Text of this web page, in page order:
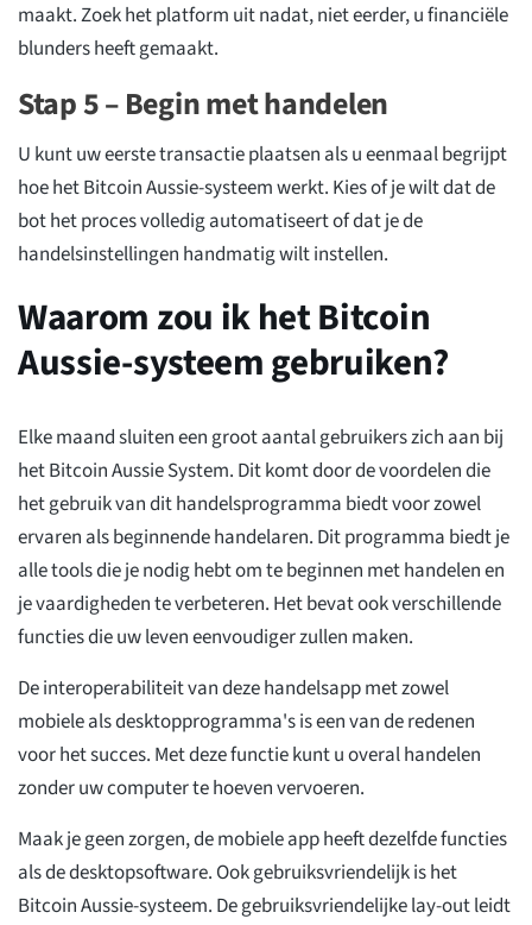
maakt. Zoek het platform uit nadat, niet eerder, u financiële
blunders heeft gemaakt.
Stap 5 – Begin met handelen
U kunt uw eerste transactie plaatsen als u eenmaal begrijpt
hoe het Bitcoin Aussie-systeem werkt. Kies of je wilt dat de
bot het proces volledig automatiseert of dat je de
handelsinstellingen handmatig wilt instellen.
Waarom zou ik het Bitcoin
Aussie-systeem gebruiken?
Elke maand sluiten een groot aantal gebruikers zich aan bij
het Bitcoin Aussie System. Dit komt door de voordelen die
het gebruik van dit handelsprogramma biedt voor zowel
ervaren als beginnende handelaren. Dit programma biedt je
alle tools die je nodig hebt om te beginnen met handelen en
je vaardigheden te verbeteren. Het bevat ook verschillende
functies die uw leven eenvoudiger zullen maken.
De interoperabiliteit van deze handelsapp met zowel
mobiele als desktopprogramma's is een van de redenen
voor het succes. Met deze functie kunt u overal handelen
zonder uw computer te hoeven vervoeren.
Maak je geen zorgen, de mobiele app heeft dezelfde functies
als de desktopsoftware. Ook gebruiksvriendelijk is het
Bitcoin Aussie-systeem. De gebruiksvriendelijke lay-out leidt